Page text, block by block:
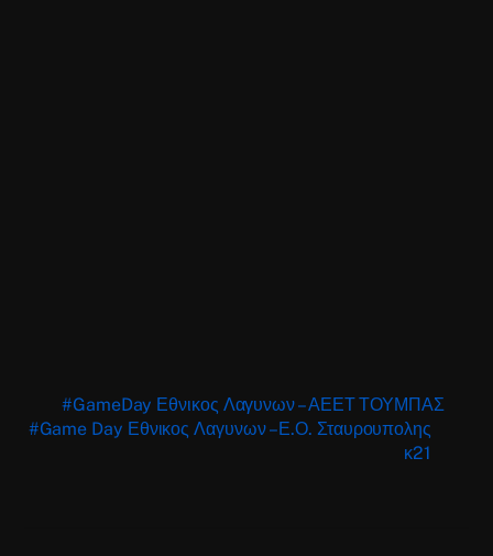
#GameDay Εθνικος Λαγυνων – ΑΕΕΤ ΤΟΥΜΠΑΣ
#Game Day Εθνικος Λαγυνων – Ε.Ο. Σταυρουπολης
κ21